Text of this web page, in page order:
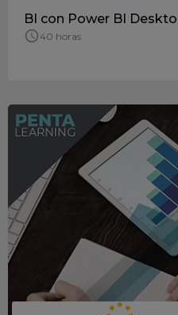
BI con Power BI
40 horas